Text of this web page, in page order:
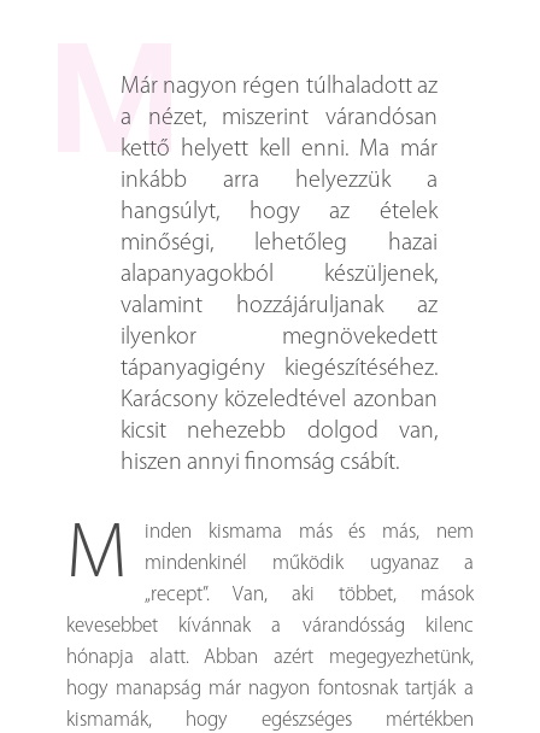
Már nagyon régen túlhaladott az
a nézet, miszerint várandósan
kettő helyett kell enni. Ma már
inkább arra helyezzük a
hangsúlyt, hogy az ételek
minőségi, lehetőleg hazai
alapanyagokból készüljenek,
valamint hozzájáruljanak az
ilyenkor megnövekedett
tápanyagigény kiegészítéséhez.
Karácsony közeledtével azonban
kicsit nehezebb dolgod van,
hiszen annyi finomság csábít.
M
inden kismama más és más, nem
mindenkinél működik ugyanaz a
„recept”. Van, aki többet, mások
kevesebbet kívánnak a várandósság kilenc
hónapja alatt. Abban azért megegyezhetünk,
hogy manapság már nagyon fontosnak tartják a
kismamák, hogy egészséges mértékben